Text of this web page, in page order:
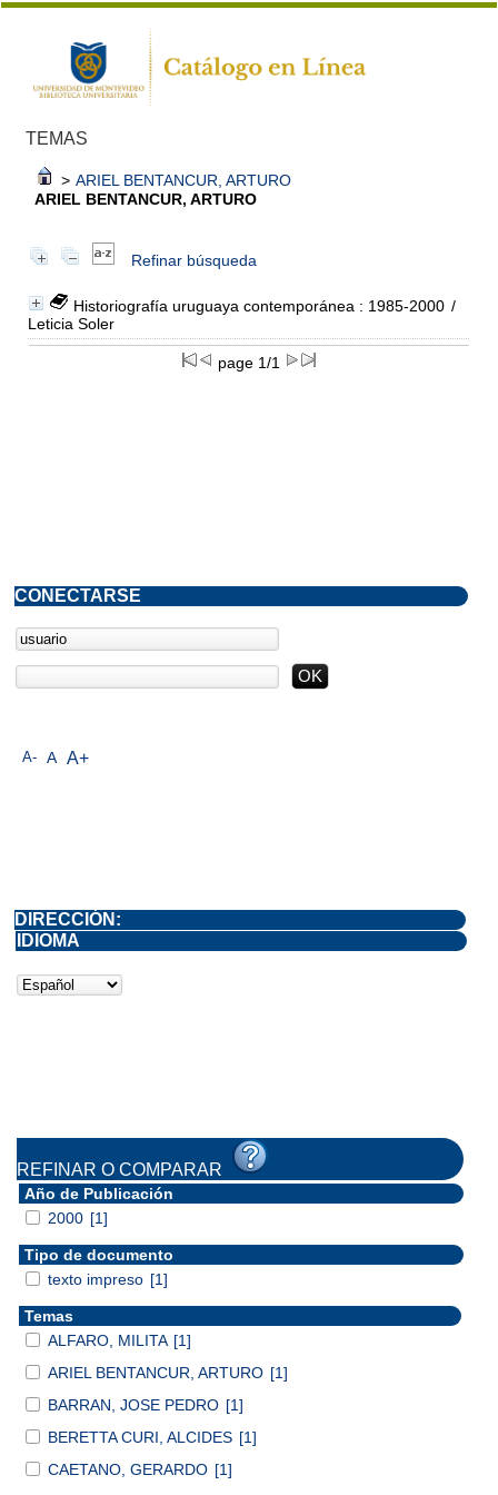
TEMAS
> ARIEL BENTANCUR, ARTURO
ARIEL BENTANCUR, ARTURO
Refinar búsqueda
Historiografía uruguaya contemporánea : 1985-2000 /
Leticia Soler
page 1/1
A- A A+
CONECTARSE
DIRECCIÓN:
IDIOMA
REFINAR O COMPARAR
Año de Publicación
2000 [1]
Tipo de documento
texto impreso [1]
Temas
ALFARO, MILITA [1]
ARIEL BENTANCUR, ARTURO [1]
BARRAN, JOSE PEDRO [1]
BERETTA CURI, ALCIDES [1]
CAETANO, GERARDO [1]